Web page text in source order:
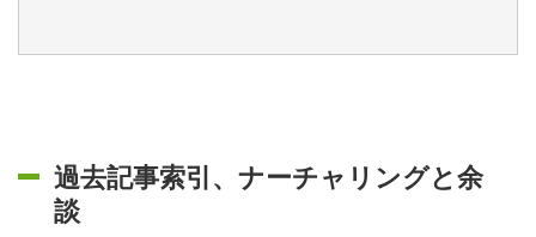
過去記事索引、ナーチャリングと余
談